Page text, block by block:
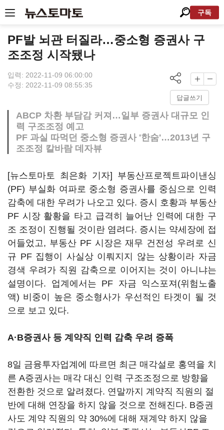
구독
PF발 뇌관 터질라…중소형 증권사 구
조조정 시작됐나
입력: 2022-11-09 06:00:00
수정: 2022-11-09 08:55:35
답글쓰기
ABCP 차환 부담감 커져…일부 증권사 대규모 인
력 구조조정 예고
PF 과실 따먹던 중소형 증권사 '한숨'…2013년 구
조조정 칼바람 데자뷰
[뉴스토마토 최은화 기자] 부동산프로젝트파이낸싱
(PF) 부실화 여파로 중소형 증권사를 중심으로 인력
감축에 대한 우려가 나오고 있다. 증시 호황과 부동산
PF 시장 활황을 타고 급격히 늘어난 인력에 대한 구
조 조정이 진행될 것이란 염려다. 증시는 약세장에 접
어들었고, 부동산 PF 시장은 재무 건전성 우려로 신
규 PF 집행이 사실상 이뤄지지 않는 상황이라 자금
경색 우려가 직원 감축으로 이어지는 것이 아니냐는
설명이다. 업계에서는 PF 자금 익스포져(위험노출
액) 비중이 높은 중소형사가 우선적인 타겟이 될 것
으로 보고 있다.
A·B증권사 등 계약직 인력 감축 우려 증폭
8일 금융투자업계에 따르면 최근 매각설로 홍역을 치
른 A증권사는 매각 대신 인력 구조조정으로 방향을
전환한 것으로 알려졌다. 연말까지 계약직 직원의 절
반에 대해 연장을 하지 않을 것으로 전해진다. B증권
사도 계약 직원의 약 30%에 대해 재계약 하지 않을